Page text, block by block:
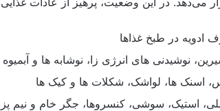
ادویه در طبخ غذاها
نوشیدنی های انرژی زا، نوشابه ها و
اسنک ها، لواشک، شکلات ها و کیک ها
استیک، سوشی، کنسروها، جگر خام و نیم